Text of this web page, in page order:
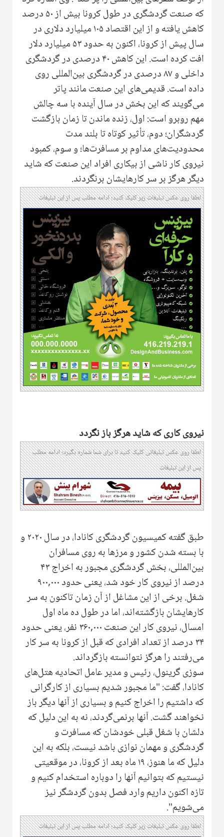
که صنعت گردشگری در طول کرونا بیش از ۵۰ درصد
کاهش یافته و از این اقتصاد ۱۰۵ میلیارد دلاری در
سال پیش از کرونا، اکنون به حدود ۵۳ میلیارد دلار
افت کرده است. این کاهش ۴۰ درصدی در گردشگری
داخلی و ۸۷ درصدی در گردشگری بین‌المللی روی
داده است. قدیمی‌های این صنعت مانند پاتر
می‌گویند که این بخش در سال آینده با سه چالش
مهم روبرو است: اول، زنده ماندن تا زمان بازگشت
گردشگران؛ دوم، تأثیر کوتاه تا بلند مدت
محدودیت‌های مداوم بر مسافرت‌ها؛ و سوم، کمبود
نیروی کار ناشی از بیکاری افراد این صنعت که شاید
دیگر هرگز بر سر کارهایشان برنگردند.
لطفا روی عکس تبلیغات زیر کلیک کنید؛ ادامه مطلب پس از این تبلیغات
نیروی کاری که شاید هرگز باز نگردد
لطفا روی عکس تبلیغاتی کلیک کنید تا برای شما شماره بگیرد؛ ادامه مطلب
پس از این تبلیغات
طبق گفته کمیسیون گردشگری کانادا، در سال ۲۰۲۰ و
با بسته شدن کشور و مرزها به روی مسافران
بین‌المللی، بخش گردشگری مجبور به اخراج ۴۳
درصد از نیروی کار خود شد، یعنی حدود ۹۰۰,۰۰۰
شغل. برخی از این مشاغل از آن زمان تاکنون به سر
کارهایشان بازگشته‌اند، اما در طول ده ماه اول
امسال، نیروی کار این صنعت ۳۶۰,۰۰۰ نفر، یعنی حدود
۳۴ درصد از تعداد افرادی که قبل از کرونا به سر کار
می‌رفتند را هرگز نتوانسته بازگرداند.
سوزی گرینول، رئیس و مدیر عامل اتحادیه هتل‌های
کانادا، گفت: "ما مجبور شدیم بسیاری از کارگرانی
که داشتیم را اخراج کنیم و بسیاری از آنها دیگر باز
نخواهند گشت. آنها برنمی‌گردند، نه به این دلیل که
دلشان با شغل قبلی خودشان که مسافرت و
گردشگری و مهمان نوازی باشد نیست، بلکه به این
دلیل که ما هنوز، ۱۹ ماه بعد از کرونا، در موقعیتی
نیستیم که بتوانیم آنها را دوباره استخدام کنیم و
تازه اکنون داریم وارد فصل بدون گردشگر نیز
می‌شویم".
لطفا روی عکس تبلیغات زیر کلیک کنید؛ ادامه مطلب پس از این تبلیغات